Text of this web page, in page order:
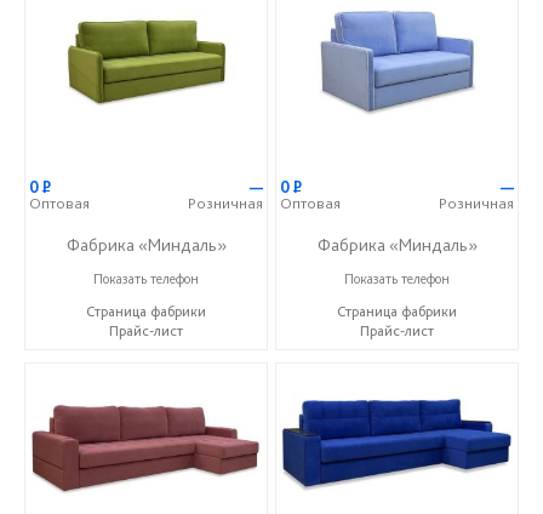
0Р
Оптовая
—
Розничная
Фабрика «Миндаль»
+7 (927) 630-62-82
Показать телефон
Страница фабрики
Прайс-лист
0Р
Оптовая
—
Розничная
Фабрика «Миндаль»
+7 (927) 630-62-82
Показать телефон
Страница фабрики
Прайс-лист